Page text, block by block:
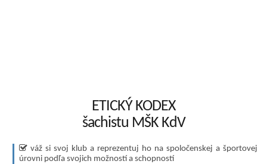
ETICKÝ KODEX
šachistu MŠK KdV
váž si svoj klub a reprezentuj ho na spoločenskej a športovej
úrovni podľa svojich možností a schopností